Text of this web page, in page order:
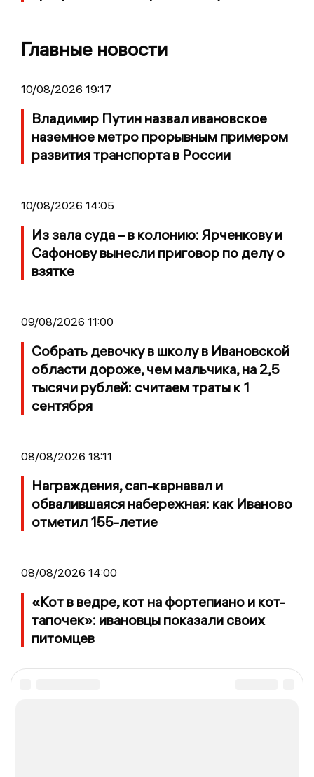
Главные новости
10/08/2026 19:17
Владимир Путин назвал ивановское
наземное метро прорывным примером
развития транспорта в России
10/08/2026 14:05
Из зала суда – в колонию: Ярченкову и
Сафонову вынесли приговор по делу о
взятке
09/08/2026 11:00
Собрать девочку в школу в Ивановской
области дороже, чем мальчика, на 2,5
тысячи рублей: считаем траты к 1
сентября
08/08/2026 18:11
Награждения, сап-карнавал и
обвалившаяся набережная: как Иваново
отметил 155-летие
08/08/2026 14:00
«Кот в ведре, кот на фортепиано и кот-
тапочек»: ивановцы показали своих
питомцев